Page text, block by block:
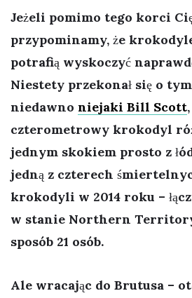
Jeżeli pomimo tego korci
przypominamy, że
potrafią wyskoczyć
Niestety przekonał się o tym
niedawno niejaki Bill Scott
czterometrowy krokodyl
jednym skokiem prosto z
jedną z czterech
krokodyli w 2014 roku –
w stanie Northern
sposób 21 osób.
Ale wracając do Brutusa –